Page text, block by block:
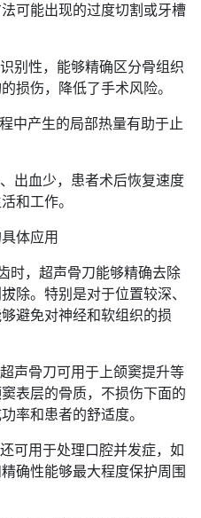
可能出现的过度切割或牙槽
别性，能够精确区分骨组织
损伤，降低了手术风险。
中产生的局部热量有助于止
出血少，患者术后恢复速度
和工作。
体应用
时，超声骨刀能够精确去除
除。特别是对于位置较深、
避免对神经和软组织的损
声骨刀可用于上颌窦提升等
表层的骨质，不损伤下面的
率和患者的舒适度。
可用于处理口腔并发症，如
确性能够最大程度保护周围